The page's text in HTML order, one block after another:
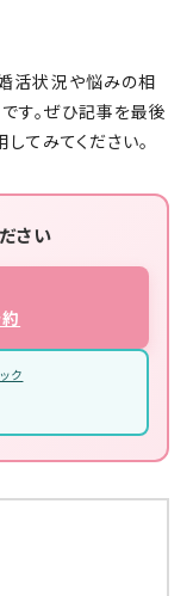
活状況や悩みの相
す。ぜひ記事を最後
てみてください。
さい
ク